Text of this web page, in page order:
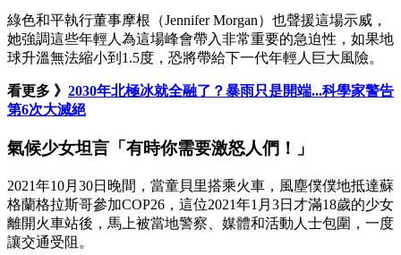
綠色和平執行董事摩根（Jennifer Morgan）也聲援這場示威，
她強調這些年輕人為這場峰會帶入非常重要的急迫性，如果地
球升溫無法縮小到1.5度，恐將帶給下一代年輕人巨大風險。
看更多 》 2030年北極冰就全融了？暴雨只是開端...科學家警告
第6次大滅絕
氣候少女坦言「有時你需要激怒人們！」
2021年10月30日晚間，當童貝里搭乘火車，風塵僕僕地抵達蘇
格蘭格拉斯哥參加COP26，這位2021年1月3日才滿18歲的少女
離開火車站後，馬上被當地警察、媒體和活動人士包圍，一度
讓交通受阻。